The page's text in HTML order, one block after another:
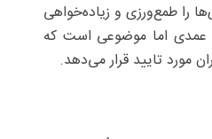
را طمع‌ورزی و زیاده‌خواهی
عمدی اما موضوعی است که
مورد تایید قرار می‌دهد.